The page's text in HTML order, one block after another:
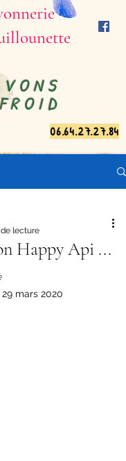
06.64.27.27.84
Happy Api ...
de lecture
29 mars 2020